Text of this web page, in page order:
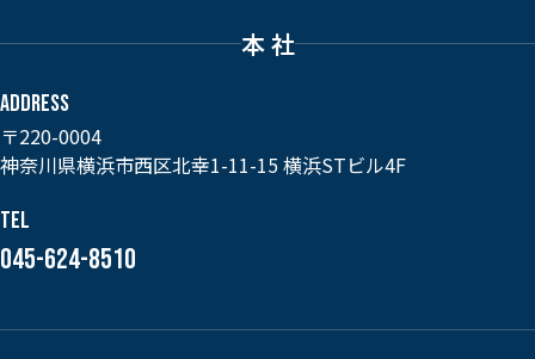
本 社
ADDRESS
〒220-0004
神奈川県横浜市西区北幸1-11-15 横浜STビル4F
TEL
045-624-8510